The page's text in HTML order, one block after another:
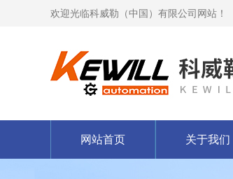
欢迎光临科威勒（中国）有限公司网站！
网站首页 关于我们